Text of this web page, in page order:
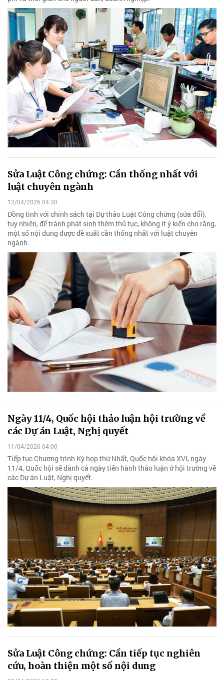
Sửa Luật Công chứng: Cần thống nhất với
luật chuyên ngành
12/04/2026 04:30
Đồng tình với chính sách tại Dự thảo Luật Công chứng (sửa đổi),
tuy nhiên, để tránh phát sinh thêm thủ tục, không ít ý kiến cho rằng,
một số nội dung được đề xuất cần thống nhất với luật chuyên
ngành.
Ngày 11/4, Quốc hội thảo luận hội trường về
các Dự án Luật, Nghị quyết
11/04/2026 04:00
Tiếp tục Chương trình Kỳ họp thứ Nhất, Quốc hội khóa XVI, ngày
11/4, Quốc hội sẽ dành cả ngày tiến hành thảo luận ở hội trường về
các Dự án Luật, Nghị quyết.
Sửa Luật Công chứng: Cần tiếp tục nghiên
cứu, hoàn thiện một số nội dung